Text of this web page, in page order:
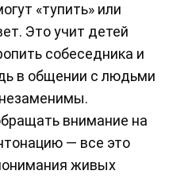
«тупить» или
Это учит детей
собеседника и
в общении с людьми
внимание на
— все это
живых